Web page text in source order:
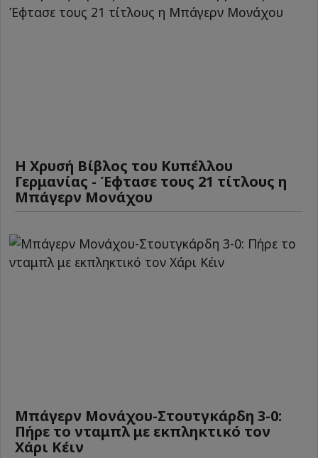
Η Χρυσή Βίβλος του Κυπέλλου
Γερμανίας - Έφτασε τους 21 τίτλους η
Μπάγερν Μονάχου
Μπάγερν Μονάχου-Στουτγκάρδη 3-0:
Πήρε το νταμπλ με εκπληκτικό τον
Χάρι Κέιν